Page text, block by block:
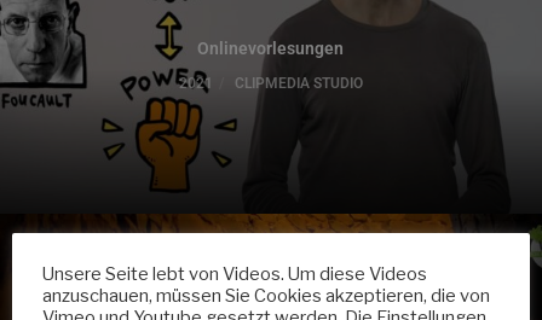
Onlinevorlesungen
2021 CLIPMEDIA STUDIO
Unsere Seite lebt von Videos. Um diese Videos
anzuschauen, müssen Sie Cookies akzeptieren, die von